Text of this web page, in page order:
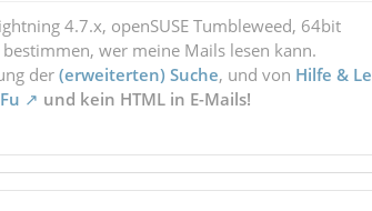
4.7.x, openSUSE Tumbleweed, 64bit
wer meine Mails lesen kann.
der(erweiterten) Suche, und von Hilfe &
und kein HTML in E-Mails!